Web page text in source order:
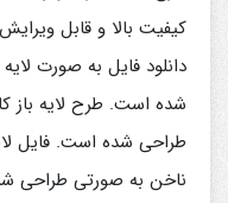
کیفیت بالا و قابل
طراحی شده است. فایل
ناخن به صورتی طراحی